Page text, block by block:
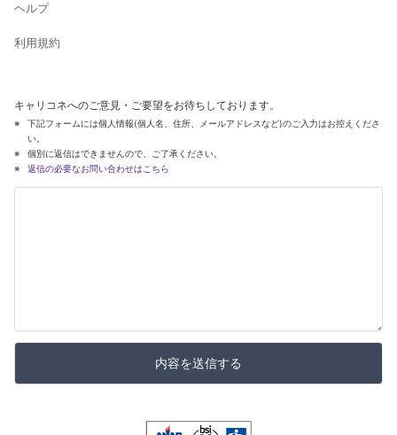
ヘルプ
利用規約
キャリコネへのご意見・ご要望をお待ちしております。
下記フォームには個人情報(個人名、住所、メールアドレスなど)のご入力はお控えくださ
い。
個別に返信はできませんので、ご了承ください。
返信の必要なお問い合わせはこちら
内容を送信する